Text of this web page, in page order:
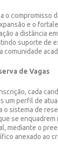
o compromisso
e o
a distância
suporte de
comunidade
de Vagas
cada
um perfil de
o sistema de
se
mediante o
anexado ao